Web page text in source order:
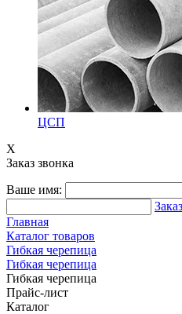
ЦСП
X
Заказ звонка
Ваше имя:
Главная
Каталог товаров
Гибкая черепица
Гибкая черепица
Гибкая черепица
Прайс-лист
Каталог